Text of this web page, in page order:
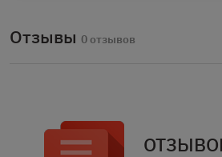
Отзывы 0 отзывов